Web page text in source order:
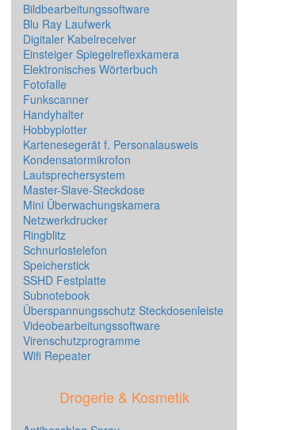
Bildbearbeitungssoftware
Blu Ray Laufwerk
Digitaler Kabelreceiver
Einsteiger Spiegelreflexkamera
Elektronisches Wörterbuch
Fotofalle
Funkscanner
Handyhalter
Hobbyplotter
Kartenesegerät f. Personalausweis
Kondensatormikrofon
Lautsprechersystem
Master-Slave-Steckdose
Mini Überwachungskamera
Netzwerkdrucker
Ringblitz
Schnurlostelefon
Speicherstick
SSHD Festplatte
Subnotebook
Überspannungsschutz Steckdosenleiste
Videobearbeitungssoftware
Virenschutzprogramme
Wifi Repeater
Drogerie & Kosmetik